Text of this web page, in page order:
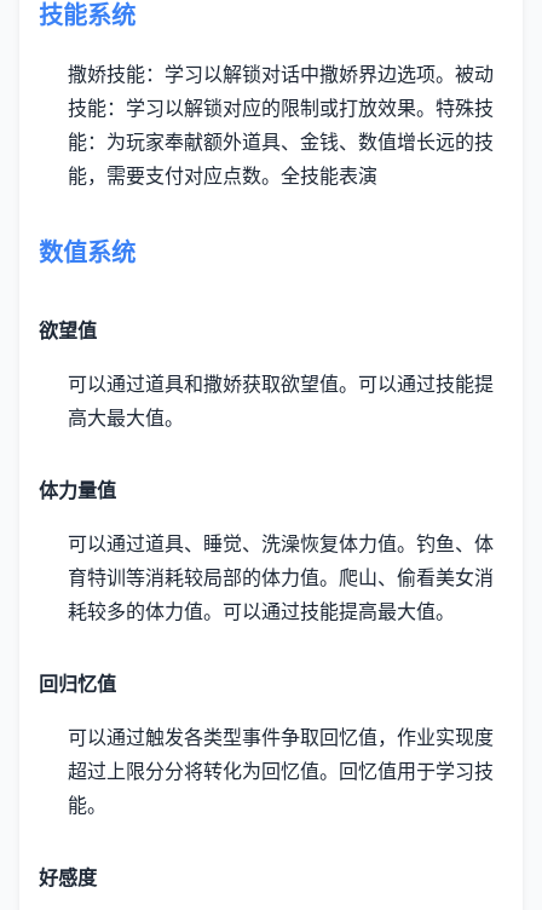
技能系统
撒娇技能：学习以解锁对话中撒娇界边选项。 被动
技能：学习以解锁对应的限制或打放效果。 特殊技
能：为玩家奉献额外道具、金钱、数值增长远的技
能，需要支付对应点数。 全技能表演
数值系统
欲望值
可以通过道具和撒娇获取欲望值。 可以通过技能提
高大最大值。
体力量值
可以通过道具、睡觉、洗澡恢复体力值。 钓鱼、体
育特训等消耗较局部的体力值。 爬山、偷看美女消
耗较多的体力值。 可以通过技能提高最大值。
回归忆值
可以通过触发各类型事件争取回忆值，作业实现度
超过上限分分将转化为回忆值。 回忆值用于学习技
能。
好感度